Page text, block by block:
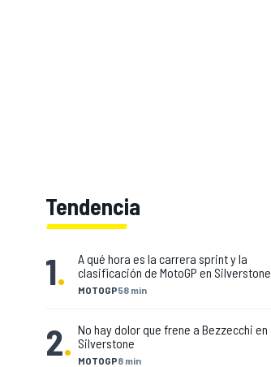
Tendencia
1. MOTOGP58 min
A qué hora es la carrera sprint y la
clasificación de MotoGP en Silverstone
2. MOTOGP8 min
No hay dolor que frene a Bezzecchi en
Silverstone